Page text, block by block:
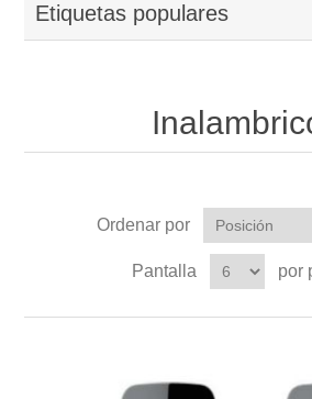
Etiquetas populares
Ordenar por
Pantalla por